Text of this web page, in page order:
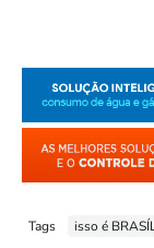
Tags isso é